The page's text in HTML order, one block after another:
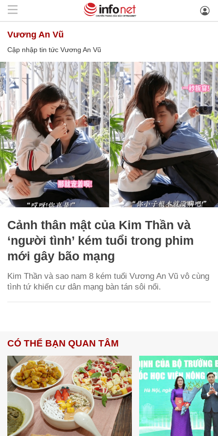
Vương An Vũ
Cập nhập tin tức Vương An Vũ
Cảnh thân mật của Kim Thần và
‘người tình’ kém tuổi trong phim
mới gây bão mạng
Kim Thần và sao nam 8 kém tuổi Vương An Vũ vô cùng
tình tứ khiến cư dân mạng bàn tán sôi nổi.
CÓ THỂ BẠN QUAN TÂM